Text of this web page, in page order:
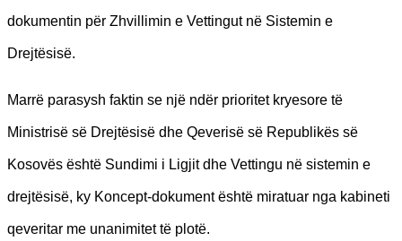
dokumentin për Zhvillimin e Vettingut në Sistemin e
Drejtësisë.
Marrë parasysh faktin se një ndër prioritet kryesore të
Ministrisë së Drejtësisë dhe Qeverisë së Republikës së
Kosovës është Sundimi i Ligjit dhe Vettingu në sistemin e
drejtësisë, ky Koncept-dokument është miratuar nga kabineti
qeveritar me unanimitet të plotë.